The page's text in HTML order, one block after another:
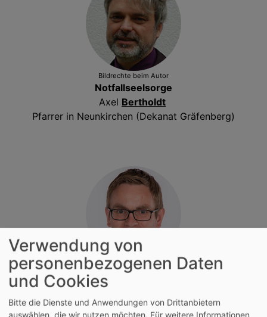
Bildrechte beim Autor
Notfallseelsorge
Axel Bertholdt
Pfarrer in Neunkirchen (Dekanat Gräfenberg)
Bildrechte K. Cramer
Diakoniebeauftrager
Senior des Pfarrkapitels
Verwendung von
personenbezogenen Daten
und Cookies
Bitte die Dienste und Anwendungen von Drittanbietern
auswählen, die wir nutzen möchten. Für weitere Informationen